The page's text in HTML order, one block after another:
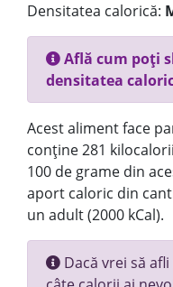
Densitatea calorică:
Află cum poți
densitatea
Acest aliment face
conține 281
100 de grame din
aport caloric din
un adult (2000 kCal).
Dacă vrei să